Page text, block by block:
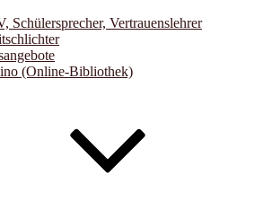
Schülersprecher, Vertrauenslehrer
(Online-Bibliothek)